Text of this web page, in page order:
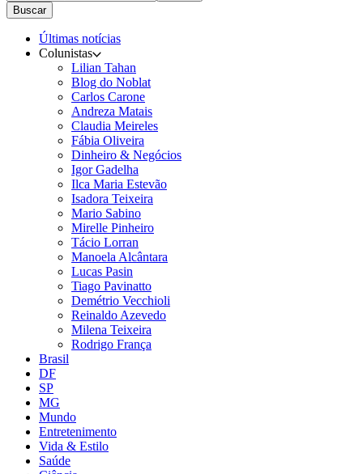
Buscar
Últimas notícias
Colunistas
Lilian Tahan
Blog do Noblat
Carlos Carone
Andreza Matais
Claudia Meireles
Fábia Oliveira
Dinheiro & Negócios
Igor Gadelha
Ilca Maria Estevão
Isadora Teixeira
Mario Sabino
Mirelle Pinheiro
Tácio Lorran
Manoela Alcântara
Lucas Pasin
Tiago Pavinatto
Demétrio Vecchioli
Reinaldo Azevedo
Milena Teixeira
Rodrigo França
Brasil
DF
SP
MG
Mundo
Entretenimento
Vida & Estilo
Saúde